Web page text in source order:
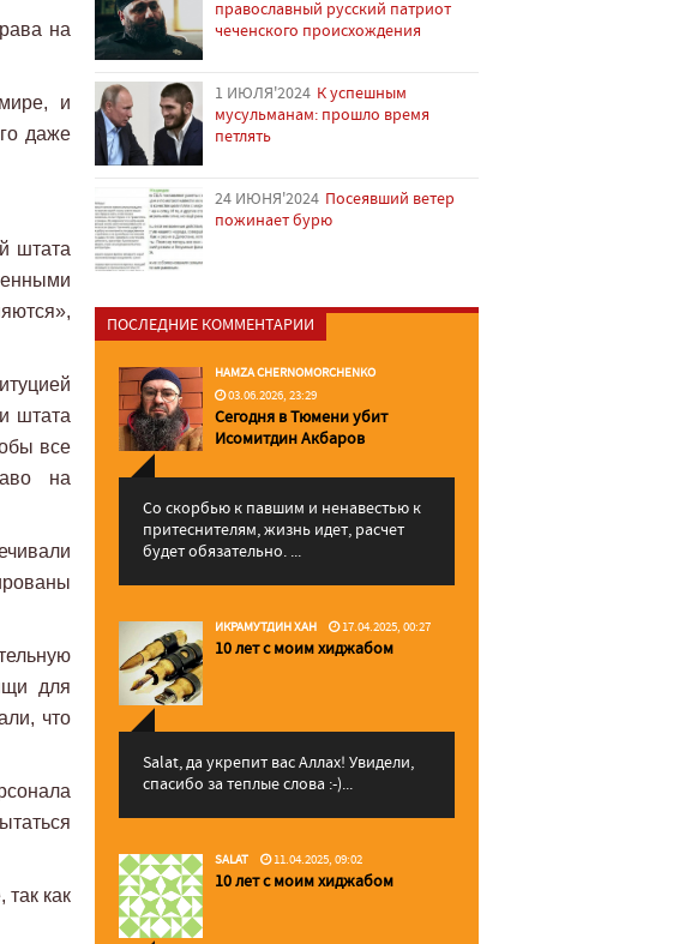
на
и
даже
штата
штата
все
на
для
что
как
православный русский патриот
чеченского происхождения
1 ИЮЛЯ'2024 К успешным
мусульманам: прошло время
петлять
24 ИЮНЯ'2024 Посеявший ветер
пожинает бурю
ПОСЛЕДНИЕ КОММЕНТАРИИ
HAMZA CHERNOMORCHENKO
03.06.2026, 23:29
Сегодня в Тюмени убит
Исомитдин Акбаров
Со скорбью к павшим и ненавестью к
притеснителям, жизнь идет, расчет
будет обязательно. ...
ИКРАМУТДИН ХАН 17.04.2025, 00:27
10 лет с моим хиджабом
Salat, да укрепит вас Аллаx! Увидели,
спасибо за теплые слова :-)...
SALAT 11.04.2025, 09:02
10 лет с моим хиджабом